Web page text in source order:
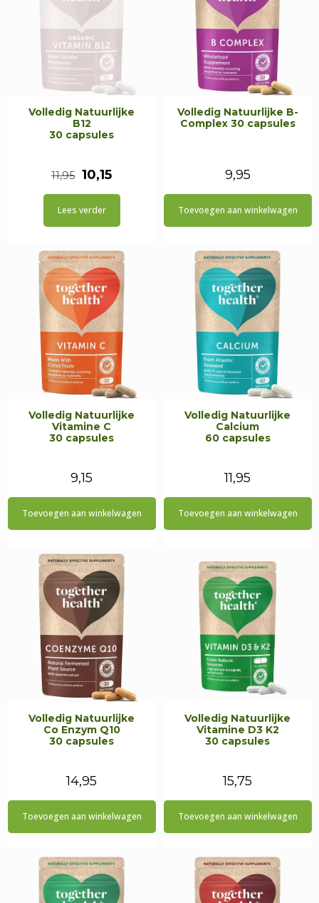
Volledig Natuurlijke
B12
30 capsules
11,95 Oorspronkelijke
prijs
10,15Huidige
prijs
Lees verder
Volledig Natuurlijke B-
Complex 30 capsules
9,95
Toevoegen aan winkelwagen
Volledig Natuurlijke
Vitamine C
30 capsules
9,15
Toevoegen aan winkelwagen
Volledig Natuurlijke
Calcium
60 capsules
11,95
Toevoegen aan winkelwagen
Volledig Natuurlijke
Co Enzym Q10
30 capsules
14,95
Toevoegen aan winkelwagen
Volledig Natuurlijke
Vitamine D3 K2
30 capsules
15,75
Toevoegen aan winkelwagen